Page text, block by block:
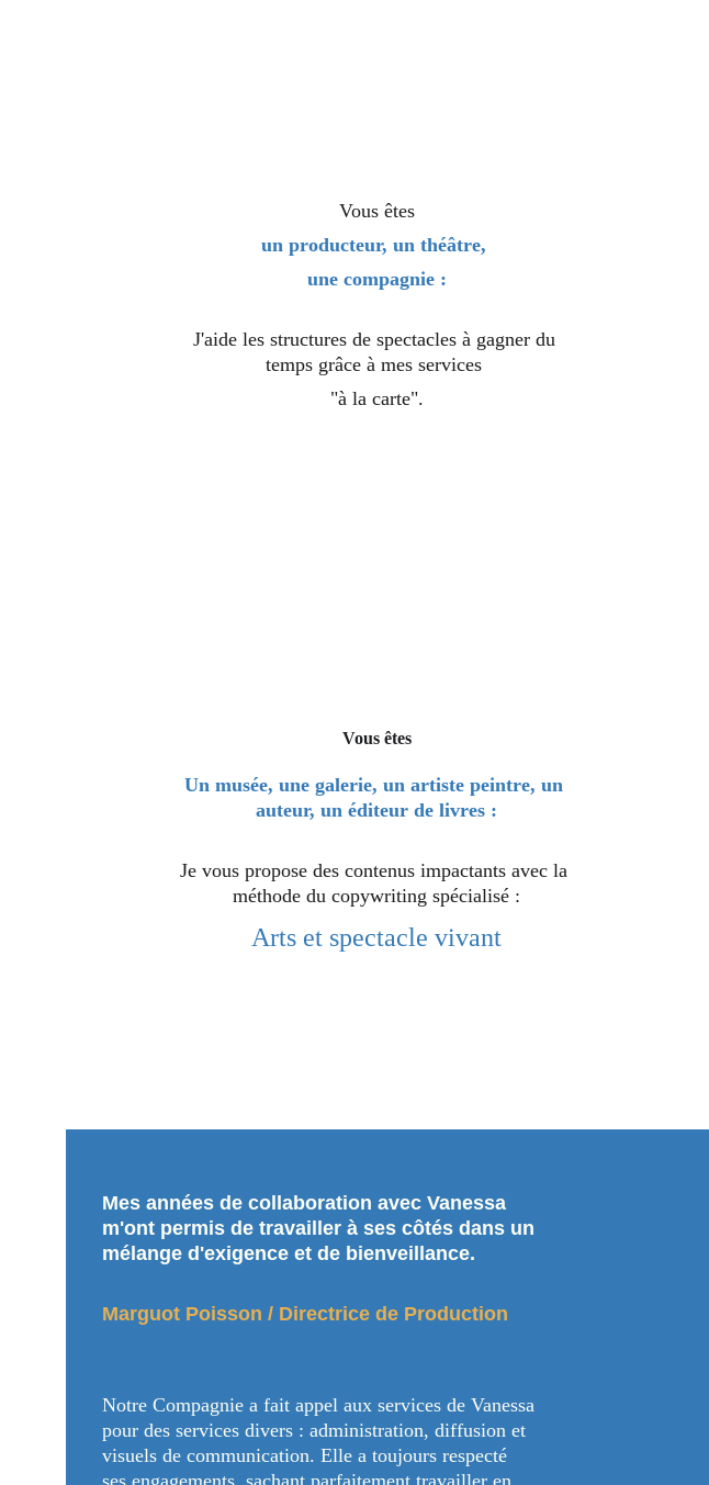
Vous êtes
un producteur, un théâtre,
une compagnie :
J'aide les structures de spectacles à gagner du
temps grâce à mes services
"à la carte".
Vous êtes
Un musée, une galerie, un artiste peintre, un
auteur, un éditeur de livres :
Je vous propose des contenus impactants avec la
méthode du copywriting spécialisé :
Arts et spectacle vivant
Mes années de collaboration avec Vanessa
m'ont permis de travailler à ses côtés dans un
mélange d'exigence et de bienveillance.
Marguot Poisson / Directrice de Production
Notre Compagnie a fait appel aux services de Vanessa
pour des services divers : administration, diffusion et
visuels de communication. Elle a toujours respecté
ses engagements, sachant parfaitement travailler en